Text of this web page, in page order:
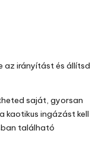
az irányítást és állítsd
saját, gyorsan
kaotikus ingázást kell
található